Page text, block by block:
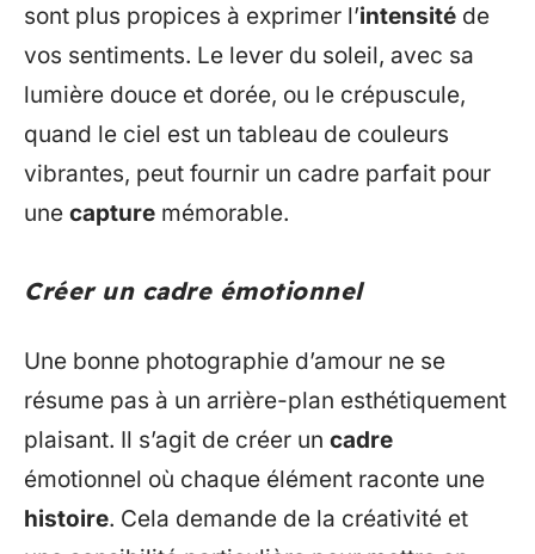
sont plus propices à exprimer l’intensité de
vos sentiments. Le lever du soleil, avec sa
lumière douce et dorée, ou le crépuscule,
quand le ciel est un tableau de couleurs
vibrantes, peut fournir un cadre parfait pour
une capture mémorable.
Créer un cadre émotionnel
Une bonne photographie d’amour ne se
résume pas à un arrière-plan esthétiquement
plaisant. Il s’agit de créer un cadre
émotionnel où chaque élément raconte une
histoire. Cela demande de la créativité et